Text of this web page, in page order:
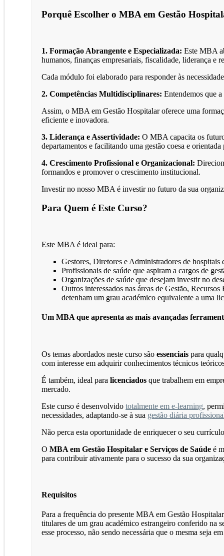
Porquê Escolher o MBA em Gestão
1. Formação Abrangente e Especializada: Este MBA
humanos, finanças empresariais, fiscalidade, liderança e
Cada módulo foi elaborado para responder às
2. Competências Multidisciplinares: Entendemos que
Assim, o MBA em Gestão Hospitalar oferece uma
eficiente e inovadora.
3. Liderança e Assertividade: O MBA capacita os
departamentos e facilitando uma gestão coesa e orientada
4. Crescimento Profissional e Organizacional:
formandos e promover o crescimento institucional.
Investir no nosso MBA é investir no futuro da sua
Para Quem é Este Curso?
Este MBA é ideal para:
Gestores, Diretores e Administradores de hospitais
Profissionais de saúde que aspiram a cargos de
Organizações de saúde que desejam investir no
Outros interessados nas áreas de Gestão,
detenham um grau académico equivalente a uma
Um MBA que apresenta as mais avançadas
Os temas abordados neste curso sãoessenciais para
com interesse em adquirir conhecimentos técnicos
É também, ideal paralicenciadosque trabalhem em
mercado.
Este curso é desenvolvidototalmente em e-learning,
necessidades, adaptando-se à sua gestão diária
Não perca esta oportunidade de enriquecer o seu
OMBA em Gestão Hospitalar e Serviços de Saúde é
para contribuir ativamente para o sucesso da sua
Requisitos
Para a frequência do presente MBA em Gestão
titulares de um grau académico estrangeiro conferido na
esse processo, não sendo necessária que o mesma seja